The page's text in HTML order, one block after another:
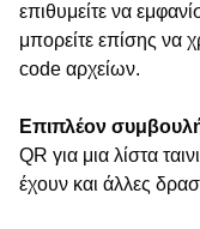
επιθυμείτε να
μπορείτε επίσης να
code αρχείων.
Επιπλέον
QR για μια λίστα
έχουν και άλλες